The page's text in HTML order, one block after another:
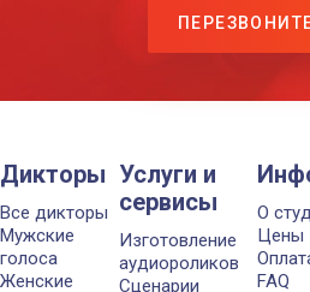
Дикторы
Все дикторы
Мужские
голоса
Женские
Услуги и
сервисы
Изготовление
аудиороликов
Сценарии
О
Цены
FAQ